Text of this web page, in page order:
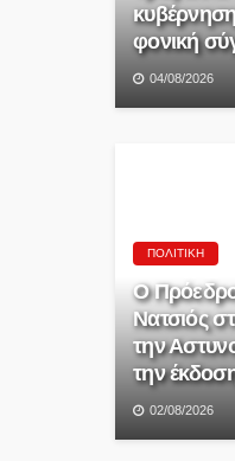
κυβέρνηση
φονική
04/08/2026
ΠΟΛΙΤΙΚΉ
Ο
Νατσιός
την
την
02/08/2026